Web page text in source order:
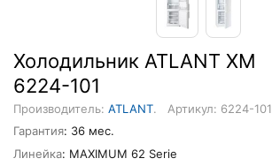
Холодильник ATLANT ХМ
6224-101
Производитель: ATLANT.
Артикул: 6224-101
Гарантия: 36 мес.
Линейка: MAXIMUM 62 Serie